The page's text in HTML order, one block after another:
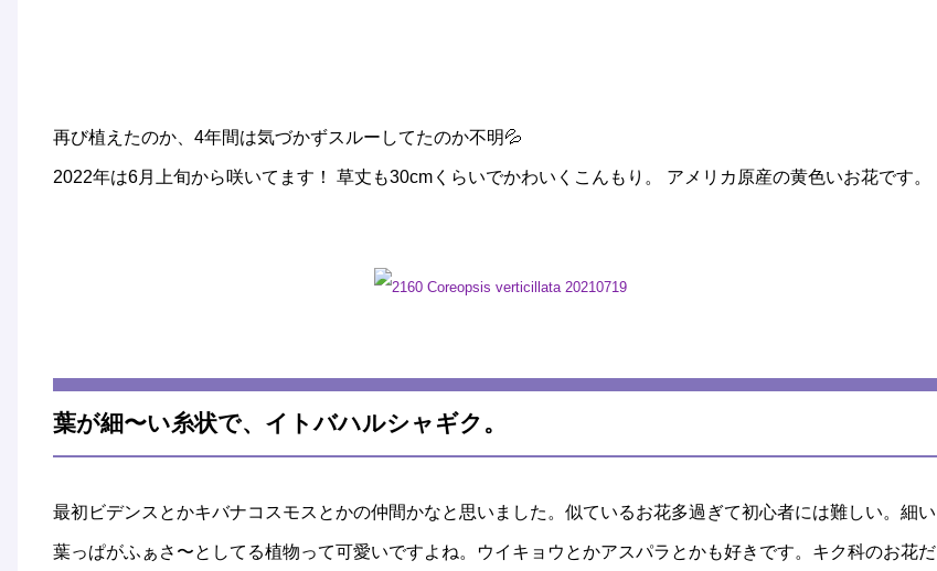
再び植えたのか、4年間は気づかずスルーしてたのか不明💦
2022年は6月上旬から咲いてます！ 草丈も30cmくらいでかわいくこんもり。 アメリカ原産の黄色いお花です。
葉が細〜い糸状で、イトバハルシャギク。
最初ビデンスとかキバナコスモスとかの仲間かなと思いました。似ているお花多過ぎて初心者には難しい。細い
葉っぱがふぁさ〜としてる植物って可愛いですよね。ウイキョウとかアスパラとかも好きです。キク科のお花だ